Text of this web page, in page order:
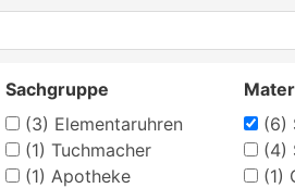
Sachgruppe
(3) Elementaruhren
(1) Tuchmacher
(1) Apotheke
(6)
(4)
(1)